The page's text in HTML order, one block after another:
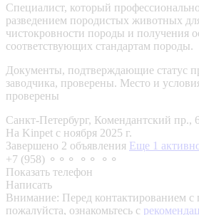
Специалист, который
разведением породистых животных
чистокровности породы и получения
соответствующих стандартам породы.
Документы, подтверждающие статус
заводчика, проверены. Место и
проверены
Санкт-Петербург, Комендантский пр.,
На Kinpet c ноября 2025 г.
Завершено 2 объявления Еще 1
+7 (958) ⚬⚬⚬ ⚬⚬ ⚬⚬
Показать телефон
Написать
Внимание: Перед контактированием с
пожалуйста, ознакомьтесь с